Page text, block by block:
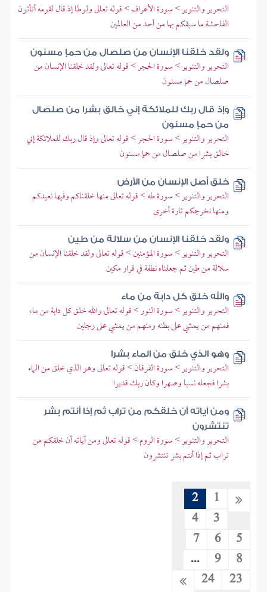
التحرير والتنوير > سورة الأعراف > قوله تعالى ولوطا إذ قال لقومه أتأتون
الفاحشة ما سبقكم بها من أحد من العالمين
ولقد خلقنا الإنسان من صلصال من حمإ مسنون
التحرير والتنوير > سورة الحجر > قوله تعالى ولقد خلقنا الإنسان من
صلصال من حمإ مسنون
وإذ قال ربك للملائكة إني خالق بشرا من صلصال
من حمإ مسنون
التحرير والتنوير > سورة الحجر > قوله تعالى وإذ قال ربك للملائكة إني
خالق بشرا من صلصال من حمإ مسنون
خلق أصل الإنسان من الأرض
التحرير والتنوير > سورة طه > قوله تعالى منها خلقناكم وفيها نعيدكم
ومنها نخرجكم تارة أخرى
ولقد خلقنا الإنسان من سلالة من طين
التحرير والتنوير > سورة المؤمنين > قوله تعالى ولقد خلقنا الإنسان من
سلالة من طين ثم جعلناه نطفة في قرار مكين
والله خلق كل دابة من ماء
التحرير والتنوير > سورة النور > قوله تعالى والله خلق كل دابة من ماء
فمنهم من يمشي على بطنه ومنهم من يمشي على رجلين
وهو الذي خلق من الماء بشرا
التحرير والتنوير > سورة الفرقان > قوله تعالى وهو الذي خلق من الماء
بشرا فجعله نسبا وصهرا وكان ربك قديرا
ومن آياته أن خلقكم من تراب ثم إذا أنتم بشر
تنتشرون
التحرير والتنوير > سورة الروم > قوله تعالى ومن آياته أن خلقكم من
تراب ثم إذا أنتم بشر تنتشرون
1
2
3
4
5
6
7
8
9
...
23
24